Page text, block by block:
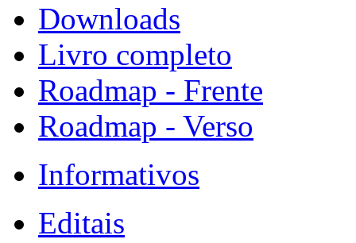
Downloads
Livro completo
Roadmap - Frente
Roadmap - Verso
Informativos
Editais